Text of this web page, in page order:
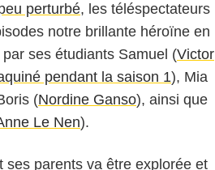
perturbé, les téléspectateurs
notre brillante héroïne en
ses étudiants Samuel (Victor
pendant la saison 1), Mia
(Nordine Ganso), ainsi que
Le Nen).
ses parents va être explorée et